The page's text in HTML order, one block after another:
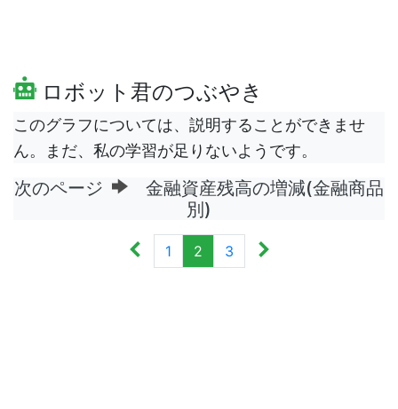
ロボット君のつぶやき
このグラフについては、説明することができませ
ん。まだ、私の学習が足りないようです。
次のページ
金融資産残高の増減(金融商品
別)
1 2 3